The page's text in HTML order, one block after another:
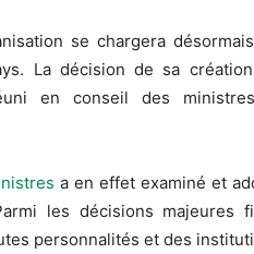
se chargera
La décision de sa
en conseil des
a en effet examiné et
les décisions
personnalités et des